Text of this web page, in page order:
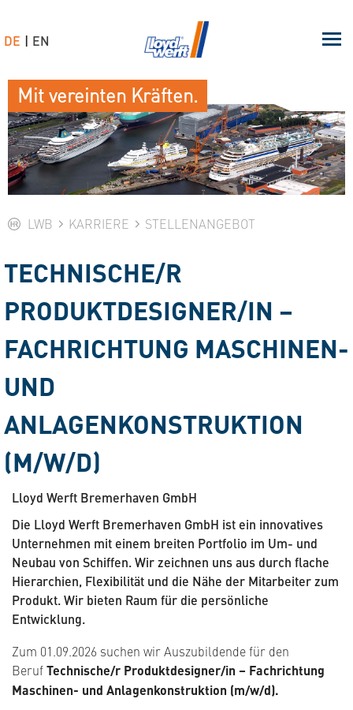
LWB KARRIERE STELLENANGEBOT
TECHNISCHE/R
PRODUKTDESIGNER/IN –
FACHRICHTUNG MASCHINEN-
UND
ANLAGENKONSTRUKTION
(M/W/D)
Lloyd Werft Bremerhaven GmbH
Die Lloyd Werft Bremerhaven GmbH ist ein innovatives
Unternehmen mit einem breiten Portfolio im Um- und
Neubau von Schiffen. Wir zeichnen uns aus durch flache
Hierarchien, Flexibilität und die Nähe der Mitarbeiter zum
Produkt. Wir bieten Raum für die persönliche
Entwicklung.
Zum 01.09.2026 suchen wir Auszubildende für den
BerufTechnische/r Produktdesigner/in – Fachrichtung
Maschinen- und Anlagenkonstruktion (m/w/d).
Mit vereinten Kräften.
DE EN